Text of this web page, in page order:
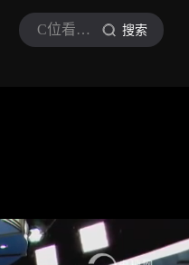
C位看军武在线 搜索